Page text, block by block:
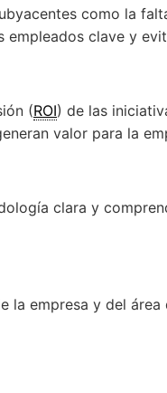
como la
clave y
(ROI) de las
valor para la
clara y
empresa y del área